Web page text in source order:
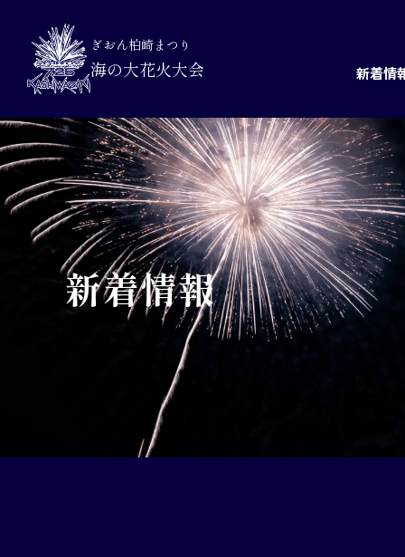
ぎおん柏崎まつり
海の大花火大会 新着情
新着情報